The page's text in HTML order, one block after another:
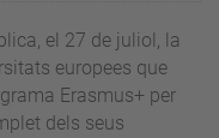
el 27 de juliol, la
europees que
Erasmus+ per
dels seus